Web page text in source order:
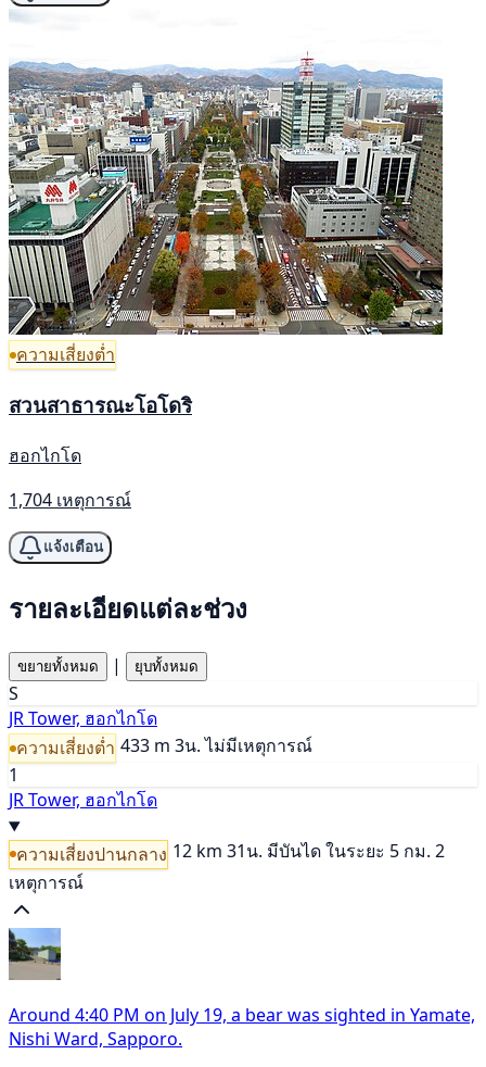
ความเสี่ยงต่ำ
สวนสาธารณะโอโดริ
ฮอกไกโด
1,704 เหตุการณ์
แจ้งเตือน
รายละเอียดแต่ละช่วง
ขยายทั้งหมด | ยุบทั้งหมด
S
JR Tower, ฮอกไกโด
ความเสี่ยงต่ำ 433 m 3น. ไม่มีเหตุการณ์
1
JR Tower, ฮอกไกโด
ความเสี่ยงปานกลาง 12 km 31น. มีบันไดในระยะ 5 กม. 2
เหตุการณ์
Around 4:40 PM on July 19, a bear was sighted in Yamate,
Nishi Ward, Sapporo.